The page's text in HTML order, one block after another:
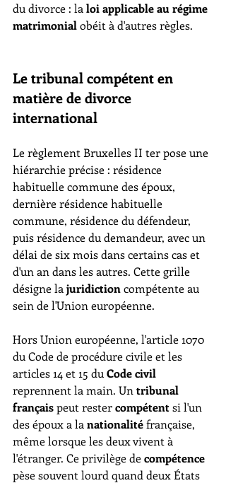
du divorce : la loi applicable au régime
matrimonial obéit à d'autres règles.
Le tribunal compétent en
matière de divorce
international
Le règlement Bruxelles II ter pose une
hiérarchie précise : résidence
habituelle commune des époux,
dernière résidence habituelle
commune, résidence du défendeur,
puis résidence du demandeur, avec un
délai de six mois dans certains cas et
d'un an dans les autres. Cette grille
désigne la juridiction compétente au
sein de l'Union européenne.
Hors Union européenne, l'article 1070
du Code de procédure civile et les
articles 14 et 15 du Code civil
reprennent la main. Un tribunal
français peut rester compétent si l'un
des époux a la nationalité française,
même lorsque les deux vivent à
l'étranger. Ce privilège de compétence
pèse souvent lourd quand deux États